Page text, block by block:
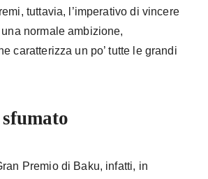
tuttavia, l’imperativo di vincere
normale ambizione,
caratterizza un po’ tutte le grandi
Premio di Baku, infatti, in